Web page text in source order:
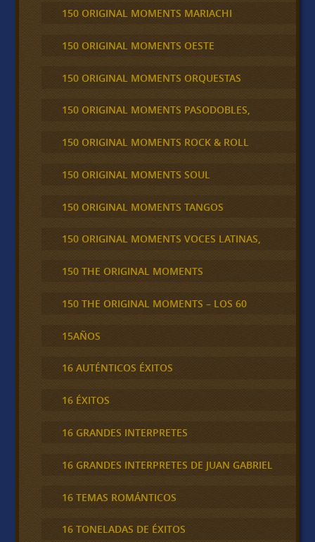
150 ORIGINAL MOMENTS MARIACHI
150 ORIGINAL MOMENTS OESTE
150 ORIGINAL MOMENTS ORQUESTAS
150 ORIGINAL MOMENTS PASODOBLES,
150 ORIGINAL MOMENTS ROCK & ROLL
150 ORIGINAL MOMENTS SOUL
150 ORIGINAL MOMENTS TANGOS
150 ORIGINAL MOMENTS VOCES LATINAS,
150 THE ORIGINAL MOMENTS
150 THE ORIGINAL MOMENTS – LOS 60
15AÑOS
16 AUTÉNTICOS ÉXITOS
16 ÉXITOS
16 GRANDES INTERPRETES
16 GRANDES INTERPRETES DE JUAN GABRIEL
16 TEMAS ROMÁNTICOS
16 TONELADAS DE ÉXITOS